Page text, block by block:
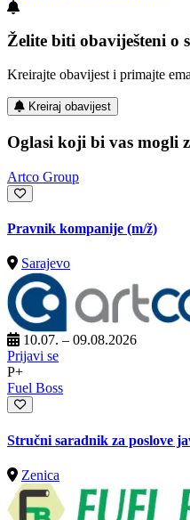
Želite biti obaviješteni o
Kreirajte obavijest i primajte
Kreiraj obavijest
Oglasi koji bi vas mogli
Artco Group
Pravnik kompanije (m/ž)
Sarajevo
10.07. – 09.08.2026
Prijavi se
P+
Fuel Boss
Stručni saradnik za poslove
Zenica